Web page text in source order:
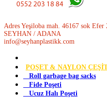
Adres Yeşiloba mah. 46167 sok
SEYHAN / ADANA
info@seyhanplastikk.com
POŞET & NAYLON
Roll garbage bag sacks
Fide Poşeti
Ucuz Halı Poşeti